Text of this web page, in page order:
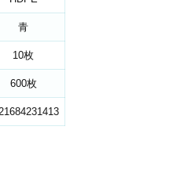
青
10枚
600枚